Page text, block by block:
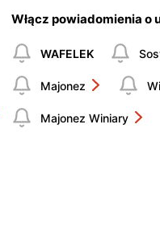
Włącz powiadomienia
WAFELEK
Majonez
Majonez Winiary